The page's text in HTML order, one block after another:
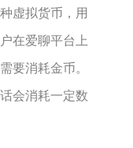
虚拟货币，用
在爱聊平台上
要消耗金币。
会消耗一定数